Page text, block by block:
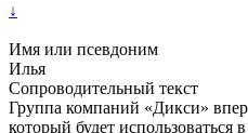
↓
Имя или псевдоним
Илья
Сопроводительный текст
Группа компаний «Дикси»
который будет использоваться